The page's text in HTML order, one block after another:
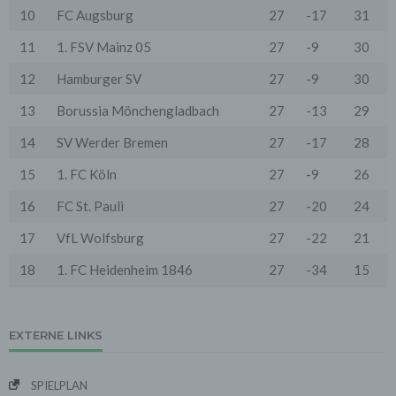
10
FC Augsburg 27 -17
31
11
1. FSV Mainz 05 27 -9
30
12
Hamburger SV 27 -9
30
13
Borussia Mönchengladbach 27 -13
29
14
SV Werder Bremen 27 -17
28
15
1. FC Köln 27 -9
26
16
FC St. Pauli 27 -20
24
17
VfL Wolfsburg 27 -22
21
18
1. FC Heidenheim 1846 27 -34 15
EXTERNE LINKS
SPIELPLAN
3. Verarbeitung personenbezogener Daten
Die personenbezogenen Daten werden, neben den
ausdrücklich in dieser Datenschutzerklärung
genannten Verwendung, für die folgenden Zwecke auf
Grundlage gesetzlicher Erlaubnisse oder
- Die Zurverfügungstellung, Ausführung, Pflege,
und Nutzerleistungen;
und technischen Supports.
Wir übermitteln die Daten der Nutzer an Dritte nur,
an einen Zahlungsdienstleister) oder für andere
vertraglichen Verpflichtungen gegenüber den Nutzern
Bearbeitung der Anfrage sowie für den Fall, dass
ihren Verwendungszweck erfüllt haben und der